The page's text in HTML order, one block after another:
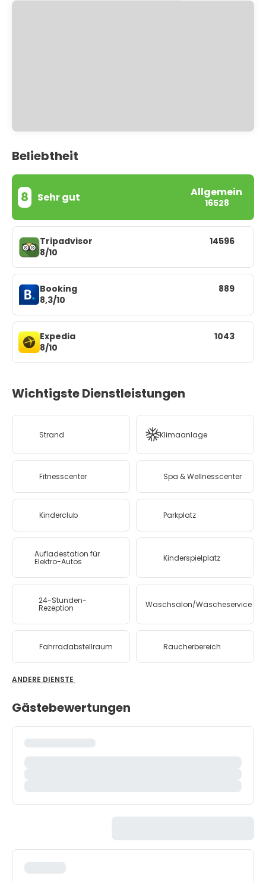
Beliebtheit
8 Sehr gut Allgemein
16528
Tripadvisor
8/10
14596
Booking
8,3/10
889
Expedia
8/10
1043
Wichtigste Dienstleistungen
Strand Klimaanlage
Fitnesscenter Spa & Wellnesscenter
Kinderclub Parkplatz
Aufladestation für
Elektro-Autos Kinderspielplatz
24-Stunden-
Rezeption Waschsalon/Wäscheservice
Fahrradabstellraum Raucherbereich
ANDERE DIENSTE
Gästebewertungen